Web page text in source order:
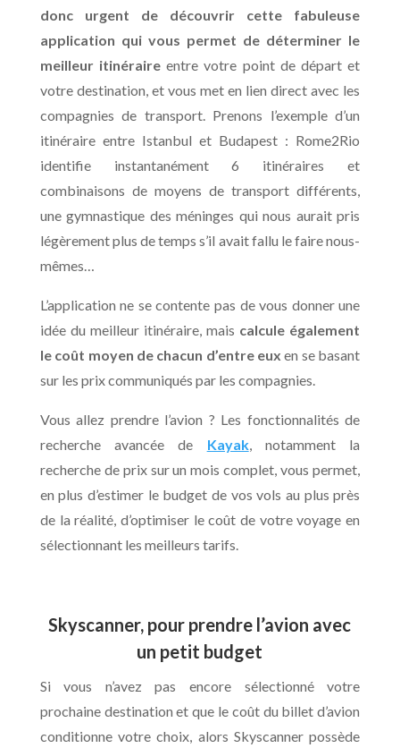
donc urgent de découvrir cette fabuleuse
application qui vous permet de déterminer le
meilleur itinéraire entre votre point de départ et
votre destination, et vous met en lien direct avec les
compagnies de transport. Prenons l’exemple d’un
itinéraire entre Istanbul et Budapest : Rome2Rio
identifie instantanément 6 itinéraires et
combinaisons de moyens de transport différents,
une gymnastique des méninges qui nous aurait pris
légèrement plus de temps s’il avait fallu le faire nous-
mêmes…
L’application ne se contente pas de vous donner une
idée du meilleur itinéraire, mais calcule également
le coût moyen de chacun d’entre eux en se basant
sur les prix communiqués par les compagnies.
Vous allez prendre l’avion ? Les fonctionnalités de
recherche avancée de Kayak, notamment la
recherche de prix sur un mois complet, vous permet,
en plus d’estimer le budget de vos vols au plus près
de la réalité, d’optimiser le coût de votre voyage en
sélectionnant les meilleurs tarifs.
Skyscanner, pour prendre l’avion avec
un petit budget
Si vous n’avez pas encore sélectionné votre
prochaine destination et que le coût du billet d’avion
conditionne votre choix, alors Skyscanner possède